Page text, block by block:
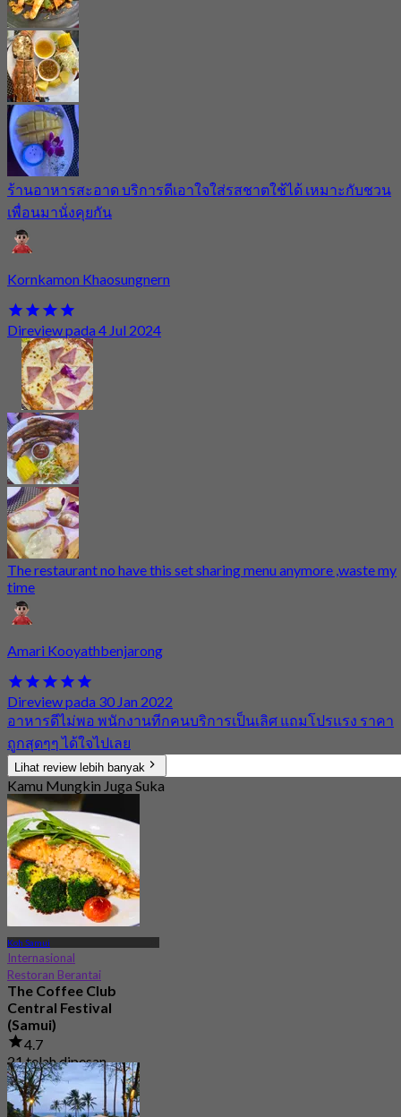
ร้านอาหารสะอาด บริการดีเอาใจใส่รสชาตใช้ได้ เหมาะกับชวน
เพื่อนมานั่งคุยกัน
Kornkamon Khaosungnern
Direview pada 4 Jul 2024
The restaurant no have this set sharing menu anymore ,waste my
time
Amari Kooyathbenjarong
Direview pada 30 Jan 2022
อาหารดีไม่พอ พนักงานทีกคนบริการเป็นเลิศ แถมโปรแรง ราคา
ถูกสุดๆๆ ได้ใจไปเลย
Lihat review lebih banyak
Kamu Mungkin Juga Suka
Koh Samui
Internasional
Restoran Berantai
The Coffee Club
Central Festival
(Samui)
4.7
21 telah dipesan
Dari฿ 189